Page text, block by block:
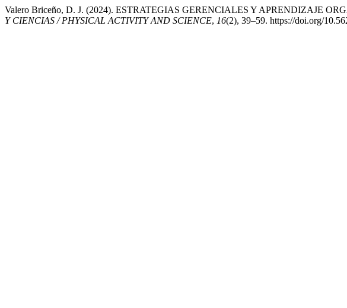
Valero Briceño, D. J. (2024). ESTRATEGIAS GERENCIALES Y APRENDIZAJE
Y CIENCIAS / PHYSICAL ACTIVITY AND SCIENCE, 16(2), 39–59. https://doi.org/